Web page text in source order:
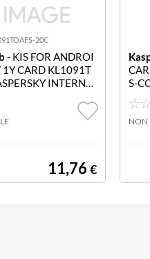
20C
- KIS FOR ANDROI
CARD KL1091T
INTERNE
ANDROID 2020
11,76 €
S-
NON